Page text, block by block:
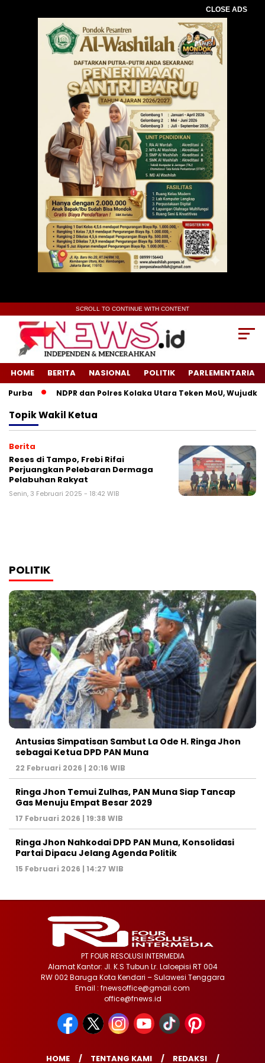
CLOSE ADS
SCROLL TO CONTINUE WITH CONTENT
HOME BERITA NASIONAL POLITIK PARLEMENTARIA
NDPR dan Polres Kolaka Utara Teken MoU,
TopikWakil Ketua
Berita
Reses di Tampo, Frebi Rifai
Perjuangkan Pelebaran Dermaga
Pelabuhan Rakyat
Senin, 3 Februari 2025 - 18:42 WIB
POLITIK
Antusias Simpatisan Sambut La Ode H. Ringa Jhon
sebagai Ketua DPD PAN Muna
22 Februari 2026 | 20:16 WIB
Ringa Jhon Temui Zulhas, PAN Muna Siap Tancap
Gas Menuju Empat Besar 2029
17 Februari 2026 | 19:38 WIB
Ringa Jhon Nahkodai DPD PAN Muna, Konsolidasi
Partai Dipacu Jelang Agenda Politik
15 Februari 2026 | 14:27 WIB
PT FOUR RESOLUSI INTERMEDIA
Alamat Kantor: Jl. K.S Tubun Lr. Laloepisi RT 004
RW 002 Baruga Kota Kendari – Sulawesi Tenggara
Email : fnewsoffice@gmail.com
office@fnews.id
HOME TENTANG KAMI REDAKSI